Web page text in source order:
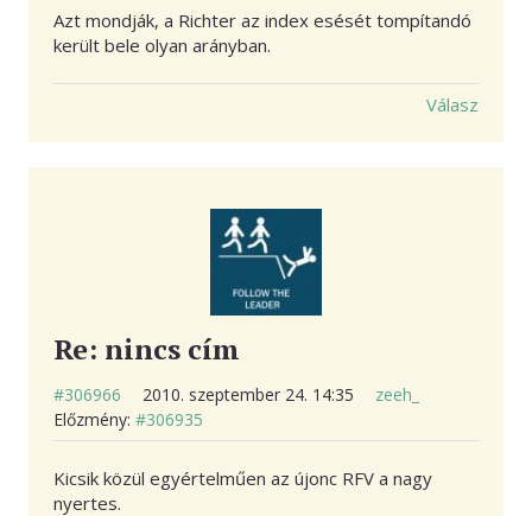
Azt mondják, a Richter az index esését tompítandó
került bele olyan arányban.
Válasz
Re: nincs cím
#306966 2010. szeptember 24. 14:35
zeeh_
Előzmény: #306935
Kicsik közül egyértelműen az újonc RFV a nagy
nyertes.